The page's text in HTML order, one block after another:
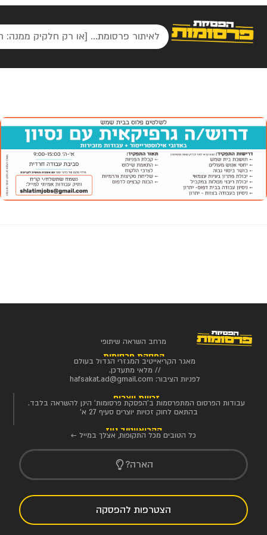
מרחב השראה שיתופי
הפסקת פרסומות
מאגר הקריאייטיב המגזרי הגדול בעולם
// מלאי מתעדכן.
לפניות הציבור: hafsakat.ad@gmail.com
זכויות יוצרים
עבודות הפרסום המתפרסמות ב'הפסקת פרסומות' הינן להשראה בלבד.
בהתאם לחוק זכויות יוצרים סעיף 27 א'
הקריאייטיב ניוז
כל הטובים מכל התקופות, אצלך במייל ←
הארה?
הצטרפות להפסקה